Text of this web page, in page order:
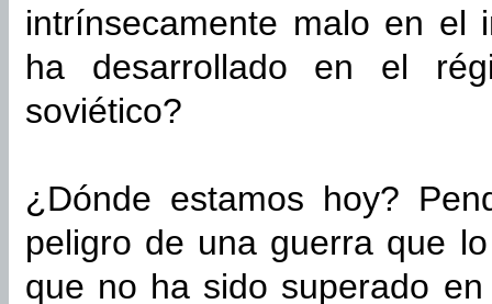
intrínsecamente malo en el
ha desarrollado en el
soviético?
¿Dónde estamos hoy?
peligro de una guerra que
que no ha sido superado